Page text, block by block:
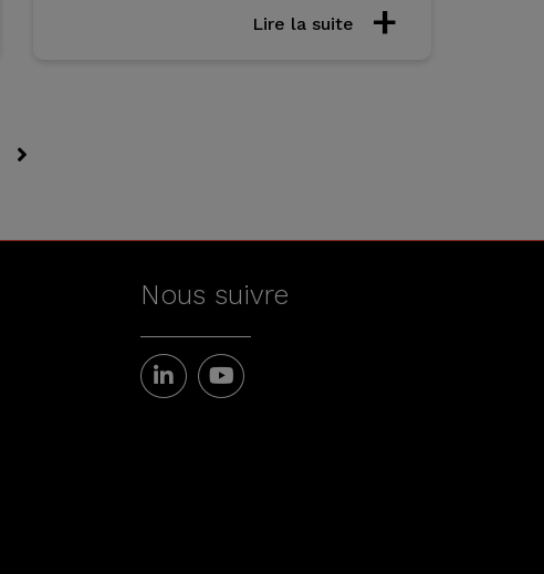
Lire la suite
Nous suivre